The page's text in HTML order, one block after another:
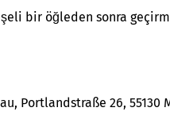
bir öğleden sonra
Portlandstraße 26, 55130